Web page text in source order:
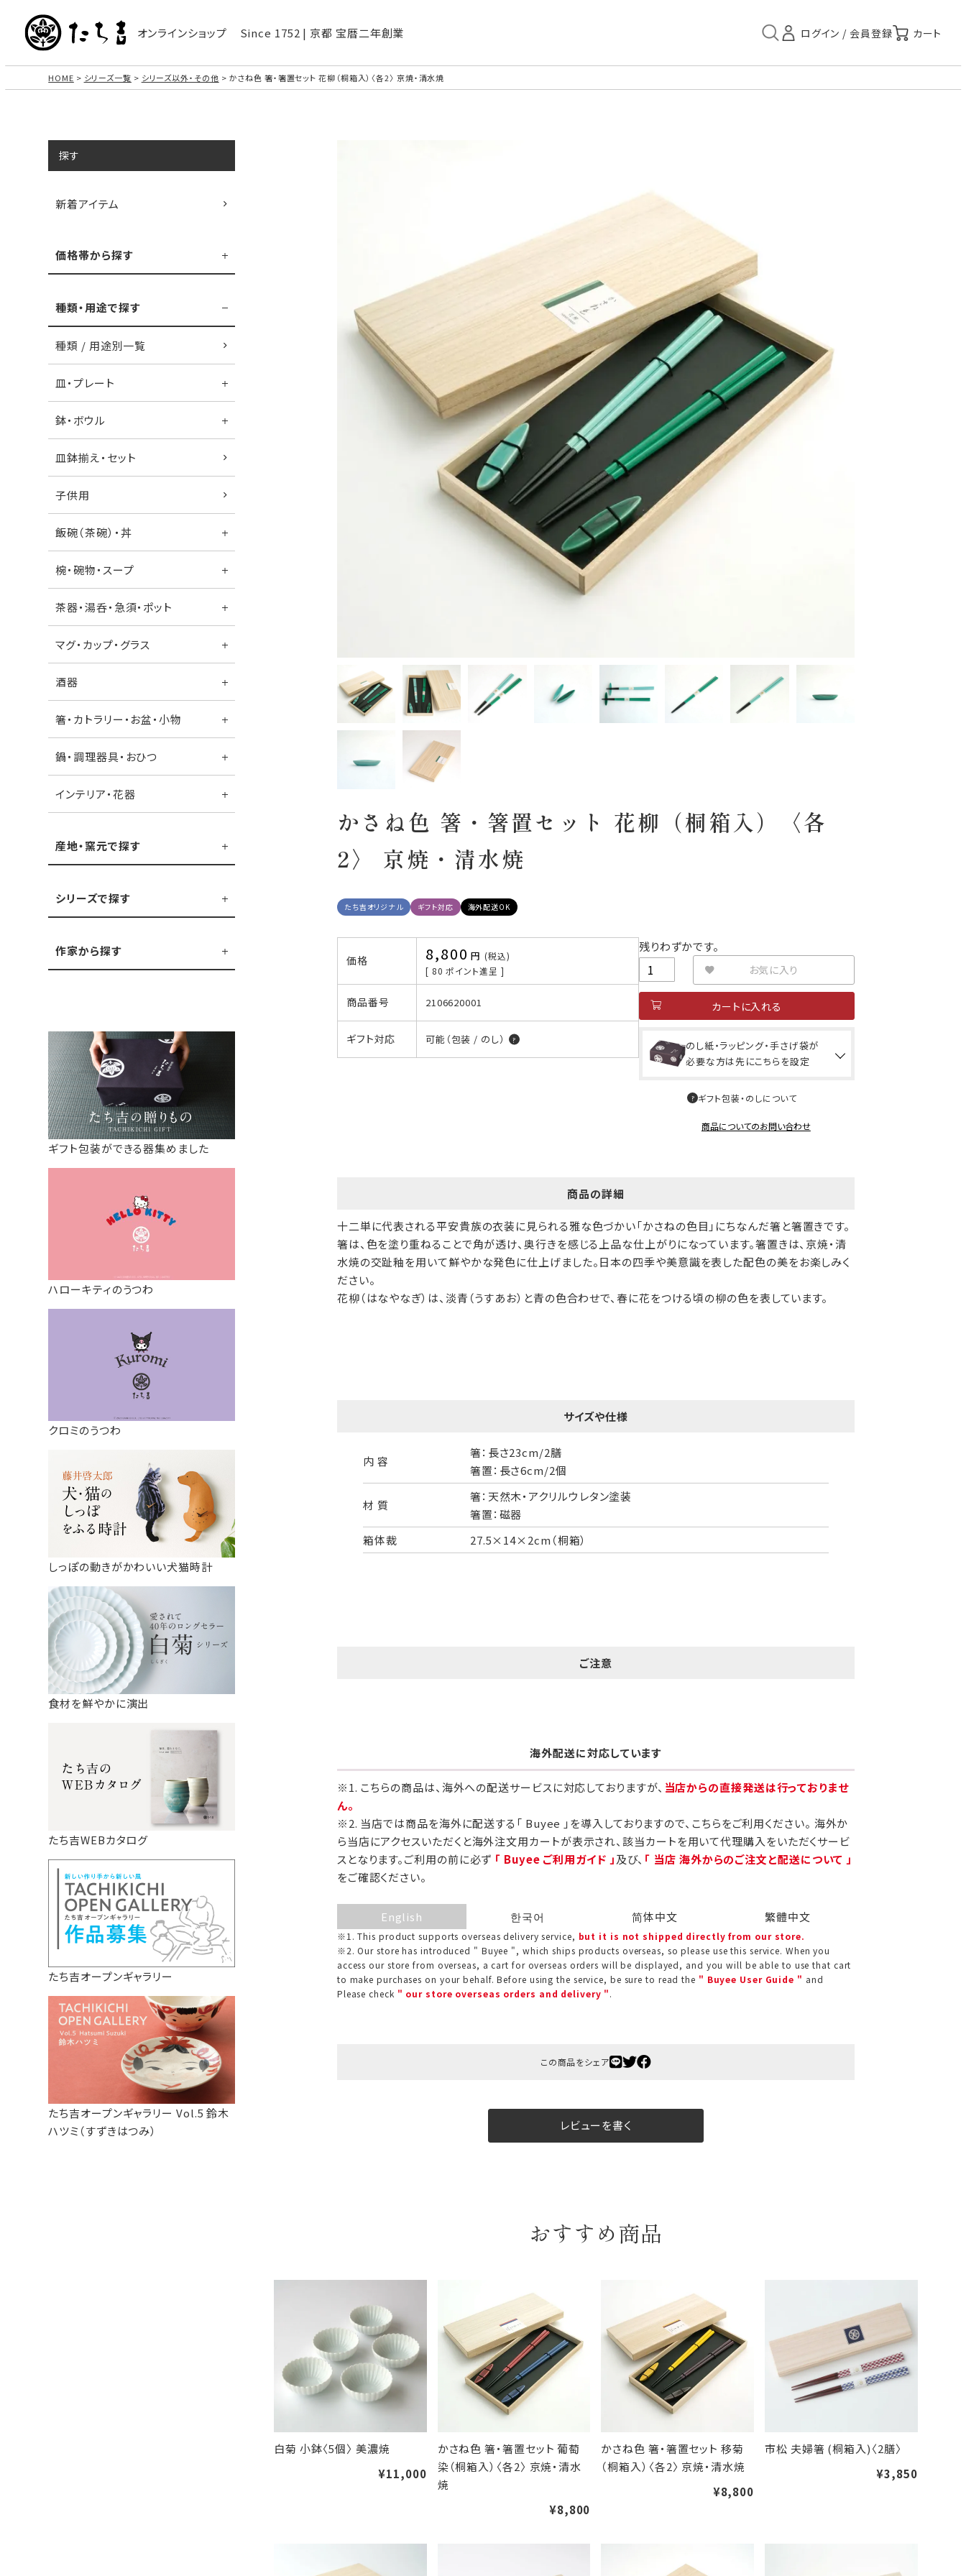
オンラインショップ Since 1752 | 京都 宝暦二年創業
HOME シリーズ一覧 シリーズ以外・その他 かさね色 箸・箸置セット 花柳（桐箱入）〈各2〉 京焼・清水焼
探す
新着アイテム
価格帯から探す
種類・用途で探す
種類 / 用途別一覧
皿・プレート
鉢・ボウル
皿鉢揃え・セット
子供用
飯碗（茶碗）・丼
椀・碗物・スープ
茶器・湯呑・急須・ポット
マグ・カップ・グラス
酒器
箸・カトラリー・お盆・小物
鍋・調理器具・おひつ
インテリア・花器
産地・窯元で探す
シリーズで探す
作家から探す
ギフト包装ができる器集めました
ハローキティのうつわ
クロミのうつわ
しっぽの動きがかわいい犬猫時計
食材を鮮やかに演出
たち吉WEBカタログ
たち吉オープンギャラリー
たち吉オープンギャラリー Vol.5 鈴木
ハツミ（すずきはつみ）
かさね色 箸・箸置セット 花柳（桐箱入）〈各
2〉 京焼・清水焼
たち吉オリジナル ギフト対応 海外配送OK
価格 8,800
税込
[ 80 ポイント進呈 ]
商品番号 2106620001
ギフト対応 可能（包装 / のし）
ギフト包装について
け・ギフト包装・手提げ袋を無料サービスしております。
一般的なギフト包装 婚礼や出産などのギフト包装
ける簡易包装（天掛け包装）です。
ご注文時に、ご希望枚数をご記入ください。
A:京名所 袋
サイズ
高さ
32.5cm
幅
B:京名所 袋
サイズ
40cm
14cm
ご提供枚数の上限はご注文商品数となります。
天掛け包装、ギフト袋対応の商品にはおつけできません。
※犬猫時計には、手提袋をお付けできません
のしについてはこちらをご覧ください
残りわずかです。
お気に入り
カートに入れる
のし紙・ラッピング・手さげ袋が
必要な方は先にこちらを設定
ギフト包装・のしについて
商品についてのお問い合わせ
商品の詳細
十二単に代表される平安貴族の衣装に見られる雅な色づかい「かさねの色目」にちなんだ箸と箸置きです。
箸は、色を塗り重ねることで角が透け、奥行きを感じる上品な仕上がりになっています。箸置きは、京焼・清
水焼の交趾釉を用いて鮮やかな発色に仕上げました。日本の四季や美意識を表した配色の美をお楽しみく
ださい。
花柳（はなやなぎ）は、淡青（うすあお）と青の色合わせで、春に花をつける頃の柳の色を表しています。
サイズや仕様
内 容
箸：長さ23cm/2膳
箸置：長さ6cm/2個
材 質
箸：天然木・アクリルウレタン塗装
箸置：磁器
箱体裁
27.5×14×2cm（桐箱）
ご注意
海外配送に対応しています
※1. こちらの商品は、海外への配送サービスに対応しておりますが、 当店からの直接発送は行っておりませ
ん。
※2. 当店では商品を海外に配送する「 Buyee 」を導入しておりますので、こちらをご利用ください。 海外か
ら当店にアクセスいただくと海外注文用カートが表示され、該当カートを用いて代理購入をいただくサービ
スとなります。ご利用の前に必ず 「 Buyee ご利用ガイド 」及び、 「 当店 海外からのご注文と配送について 」
をご確認ください。
English
※1. This product supports overseas delivery service, but it is not shipped directly from our store.
※2. Our store has introduced " Buyee ", which ships products overseas, so please use this service. When you
access our store from overseas, a cart for overseas orders will be displayed, and you will be able to use that cart
to make purchases on your behalf. Before using the service, be sure to read the " Buyee User Guide " and
Please check " our store overseas orders and delivery ".
한국어 简体中文 繁體中文
この商品をシェア
レビューを書く
おすすめ商品
白菊 小鉢〈5個〉 美濃焼
¥11,000
かさね色 箸・箸置セット 葡萄
染（桐箱入）〈各2〉 京焼・清水
焼
¥8,800
かさね色 箸・箸置セット 移菊
（桐箱入）〈各2〉 京焼・清水焼
¥8,800
市松 夫婦箸 (桐箱入)〈2膳〉
¥3,850